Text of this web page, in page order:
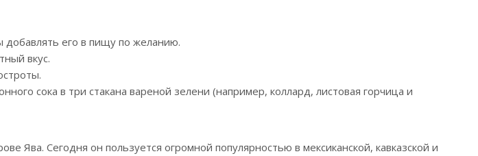
его в пищу по желанию.
вкус.
сока в три стакана вареной зелени (например, коллард, листовая горчица и
Ява. Сегодня он пользуется огромной популярностью в мексиканской, кавказской и